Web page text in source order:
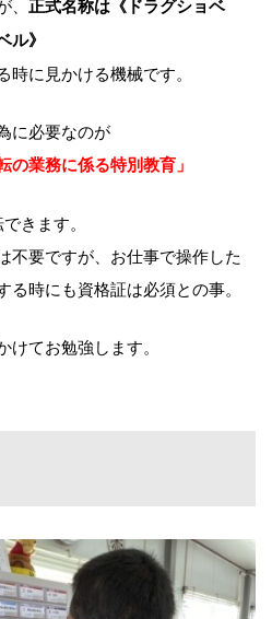
正式名称は《ドラグショベ
ル》
に見かける機械です。
に必要なのが
の業務に係る特別教育」
きます。
不要ですが、お仕事で操作した
時にも資格証は必須との事。
てお勉強します。